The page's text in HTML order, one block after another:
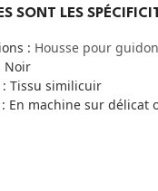
SONT LES
: Housse pour
Noir
Tissu similicuir
: En machine sur délicat